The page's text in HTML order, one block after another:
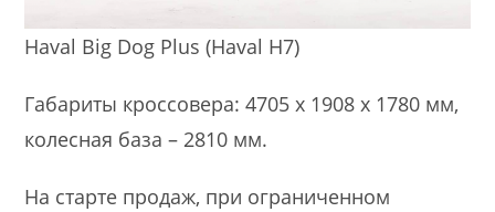
Haval Big Dog Plus (Haval H7)
Габариты кроссовера: 4705 х 1908 х 1780 мм,
колесная база – 2810 мм.
На старте продаж, при ограниченном